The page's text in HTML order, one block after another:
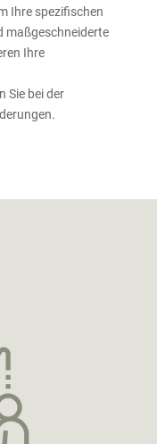
Ihre spezifischen
maßgeschneiderte
Ihre
Sie bei der